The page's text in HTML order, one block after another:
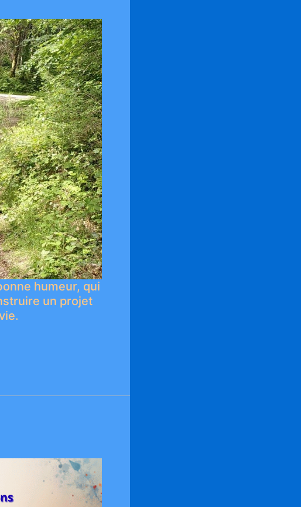
humeur, qui
un projet